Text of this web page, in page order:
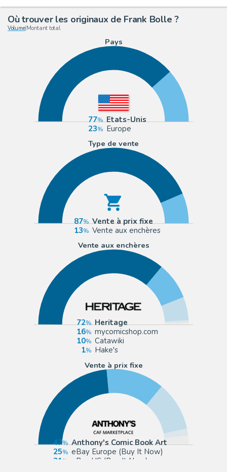
Où trouver les originaux de Frank Bolle ?
Volume| Montant total
Pays
77
Etats-Unis
23
Europe
Type de vente
87
Vente à prix fixe
13
Vente aux enchères
Vente aux enchères
72
Heritage
16
mycomicshop.com
10
Catawiki
1
Hake's
Vente à prix fixe
47
Anthony's Comic Book Art
25
eBay Europe (Buy It Now)
21
eBay US (Buy It Now)